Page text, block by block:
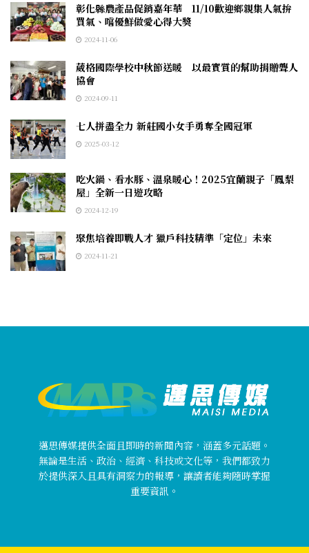
彰化縣農產品促銷嘉年華 11/10歡迎鄉親集人氣拚
買氣、嚐優鮮做愛心得大獎
2024-11-06
葳格國際學校中秋節送暖 以最實質的幫助捐贈聾人
協會
2024-09-11
七人拼盡全力 新莊國小女手勇奪全國冠軍
2025-03-12
吃火鍋、看水豚、溫泉暖心！2025宜蘭親子「鳳梨
屋」全新一日遊攻略
2024-12-19
聚焦培養即戰人才 獵戶科技精準「定位」未來
2024-11-21
邁思傳媒提供全面且即時的新聞內容，涵蓋多元話題。
無論是生活、政治、經濟、科技或文化等，我們都致力
於提供深入且具有洞察力的報導，讓讀者能夠隨時掌握
重要資訊。